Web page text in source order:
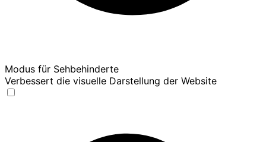
Modus für Sehbehinderte
Verbessert die visuelle Darstellung der Website